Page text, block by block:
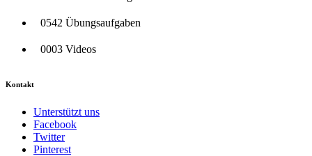
0542 Übungsaufgaben
0003 Videos
Kontakt
Unterstützt uns
Facebook
Twitter
Pinterest